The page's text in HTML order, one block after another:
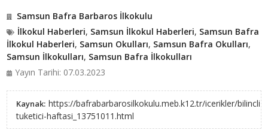
Samsun Bafra Barbaros İlkokulu
İlkokul Haberleri, Samsun İlkokul Haberleri, Samsun Bafra
İlkokul Haberleri, Samsun Okulları, Samsun Bafra Okulları,
Samsun İlkokulları, Samsun Bafra İlkokulları
Yayın Tarihi: 07.03.2023
Kaynak: https://bafrabarbarosilkokulu.meb.k12.tr/icerikler/bilincli-
tuketici-haftasi_13751011.html